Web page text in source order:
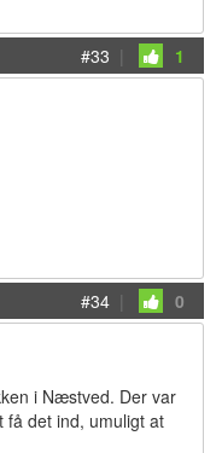
#33 | 1
#34 | 0
i Næstved. Der var
det ind, umuligt at